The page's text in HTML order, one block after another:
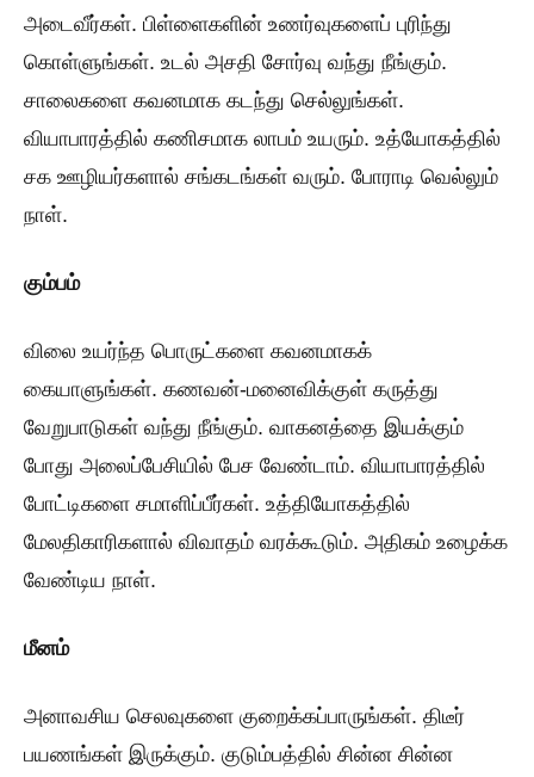
அடைவீர்கள். பிள்ளைகளின் உணர்வுகளைப் புரிந்து
கொள்ளுங்கள். உடல் அசதி சோர்வு வந்து நீங்கும்.
சாலைகளை கவனமாக கடந்து செல்லுங்கள்.
வியாபாரத்தில் கணிசமாக லாபம் உயரும். உத்யோகத்தில்
சக ஊழியர்களால் சங்கடங்கள் வரும். போராடி வெல்லும்
நாள்.
கும்பம்
விலை உயர்ந்த பொருட்களை கவனமாகக்
கையாளுங்கள். கணவன்-மனைவிக்குள் கருத்து
வேறுபாடுகள் வந்து நீங்கும். வாகனத்தை இயக்கும்
போது அலைப்பேசியில் பேச வேண்டாம். வியாபாரத்தில்
போட்டிகளை சமாளிப்பீர்கள். உத்தியோகத்தில்
மேலதிகாரிகளால் விவாதம் வரக்கூடும். அதிகம் உழைக்க
வேண்டிய நாள்.
மீனம்
அனாவசிய செலவுகளை குறைக்கப்பாருங்கள். திடீர்
பயணங்கள் இருக்கும். குடும்பத்தில் சின்ன சின்ன